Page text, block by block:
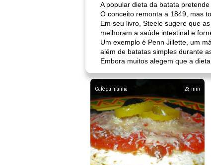
A popular dieta da batata
O conceito remonta a 1849, mas
Em seu livro, Steele sugere que
melhoram a saúde intestinal e
Um exemplo é Penn Jillette, um
além de batatas simples durante
Embora muitos alegem que a
23 min
Café da manhã